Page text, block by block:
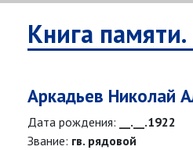
Книга памяти.
Аркадьев Николай
Дата рождения:
__.__.1922
Звание: гв. рядовой